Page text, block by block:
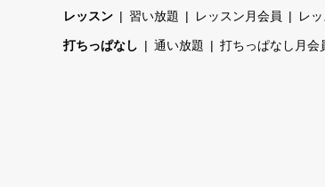
レッスン 習い放題 レッスン月会員 レ
打ちっぱなし 通い放題 打ちっぱなし月会